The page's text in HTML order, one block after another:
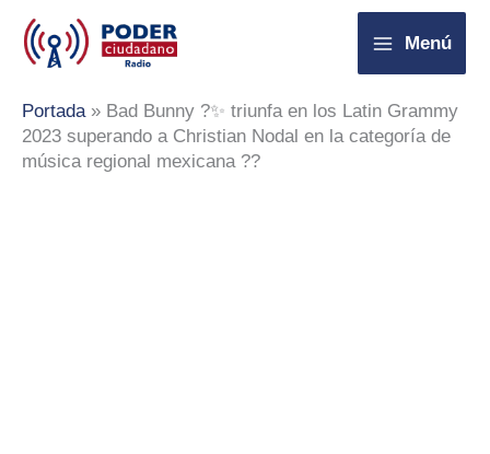
contenido
Menú
Portada» Bad Bunny ?✨ triunfa en los Latin Grammy
2023 superando a Christian Nodal en la categoría de
música regional mexicana ??